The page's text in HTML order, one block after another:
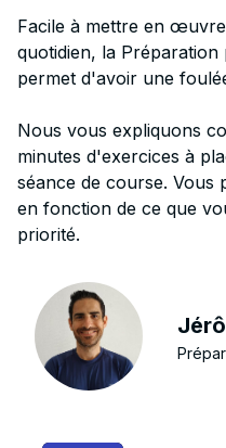
Facile à mettre en
quotidien, la
permet d'avoir une
Nous vous expliquons
minutes d'exercices à
séance de course. Vous
en fonction de ce que
priorité.